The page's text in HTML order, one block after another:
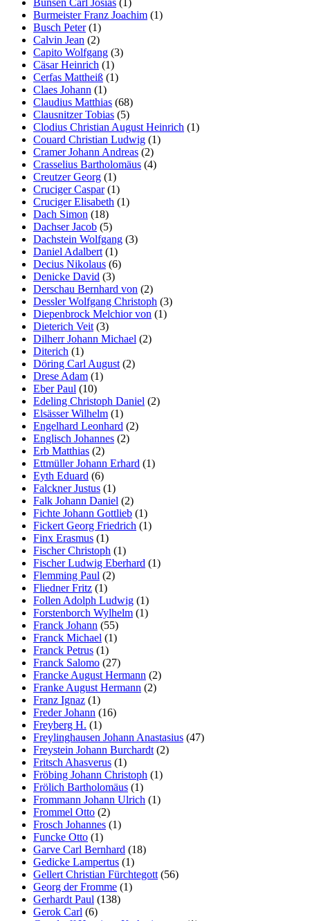
Bunsen Carl Josias (1)
Burmeister Franz Joachim (1)
Busch Peter(1)
Calvin Jean (2)
Capito Wolfgang (3)
Cäsar Heinrich (1)
Cerfas Mattheiß (1)
Claes Johann (1)
Claudius Matthias (68)
Clausnitzer Tobias (5)
Clodius Christian August Heinrich (1)
Couard Christian Ludwig (1)
Cramer Johann Andreas (2)
Crasselius Bartholomäus (4)
Creutzer Georg (1)
Cruciger Caspar(1)
Cruciger Elisabeth (1)
Dach Simon (18)
Dachser Jacob (5)
Dachstein Wolfgang (3)
Daniel Adalbert(1)
Decius Nikolaus (6)
Denicke David (3)
Derschau Bernhard von (2)
Dessler Wolfgang Christoph (3)
Diepenbrock Melchior von (1)
Dieterich Veit(3)
Dilherr Johann Michael (2)
Diterich (1)
Döring Carl August(2)
Drese Adam (1)
Eber Paul (10)
Edeling Christoph Daniel (2)
Elsässer Wilhelm (1)
Engelhard Leonhard (2)
Englisch Johannes (2)
Erb Matthias (2)
Ettmüller Johann Erhard (1)
Eyth Eduard (6)
Falckner Justus (1)
Falk Johann Daniel (2)
Fichte Johann Gottlieb (1)
Fickert Georg Friedrich (1)
Finx Erasmus (1)
Fischer Christoph (1)
Fischer Ludwig Eberhard (1)
Flemming Paul (2)
Fliedner Fritz (1)
Follen Adolph Ludwig (1)
Forstenborch Wylhelm (1)
Franck Johann (55)
Franck Michael (1)
Franck Petrus (1)
Franck Salomo (27)
Francke August Hermann (2)
Franke August Hermann (2)
Franz Ignaz (1)
Freder Johann (16)
Freyberg H. (1)
Freylinghausen Johann Anastasius (47)
Freystein Johann Burchardt(2)
Fritsch Ahasverus (1)
Fröbing Johann Christoph (1)
Frölich Bartholomäus (1)
Frommann Johann Ulrich (1)
Frommel Otto (2)
Frosch Johannes (1)
Funcke Otto (1)
Garve Carl Bernhard (18)
Gedicke Lampertus (1)
Gellert Christian Fürchtegott(56)
Georg der Fromme (1)
Gerhardt Paul (138)
Gerok Carl (6)